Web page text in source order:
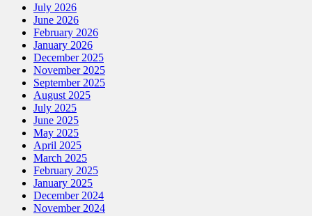
July 2026
June 2026
February 2026
January 2026
December 2025
November 2025
September 2025
August 2025
July 2025
June 2025
May 2025
April 2025
March 2025
February 2025
January 2025
December 2024
November 2024